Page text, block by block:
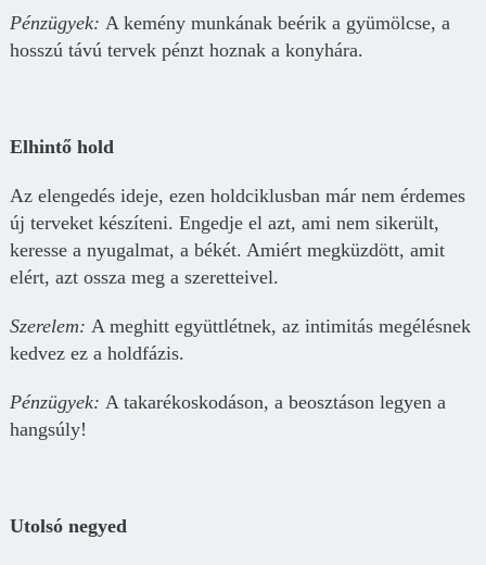
Pénzügyek: A kemény munkának beérik a gyümölcse, a
hosszú távú tervek pénzt hoznak a konyhára.
Elhintő hold
Az elengedés ideje, ezen holdciklusban már nem érdemes
új terveket készíteni. Engedje el azt, ami nem sikerült,
keresse a nyugalmat, a békét. Amiért megküzdött, amit
elért, azt ossza meg a szeretteivel.
Szerelem: A meghitt együttlétnek, az intimitás megélésnek
kedvez ez a holdfázis.
Pénzügyek: A takarékoskodáson, a beosztáson legyen a
hangsúly!
Utolsó negyed